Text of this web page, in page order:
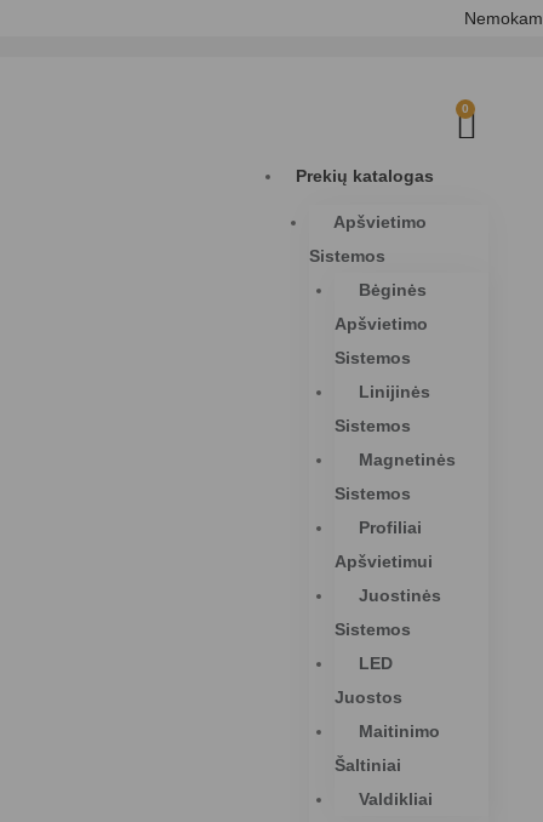
Nemokamas
0
Prekių katalogas
Apšvietimo
Sistemos
Bėginės
Apšvietimo
Sistemos
Linijinės
Sistemos
Magnetinės
Sistemos
Profiliai
Apšvietimui
Juostinės
Sistemos
LED
Juostos
Maitinimo
Šaltiniai
Valdikliai